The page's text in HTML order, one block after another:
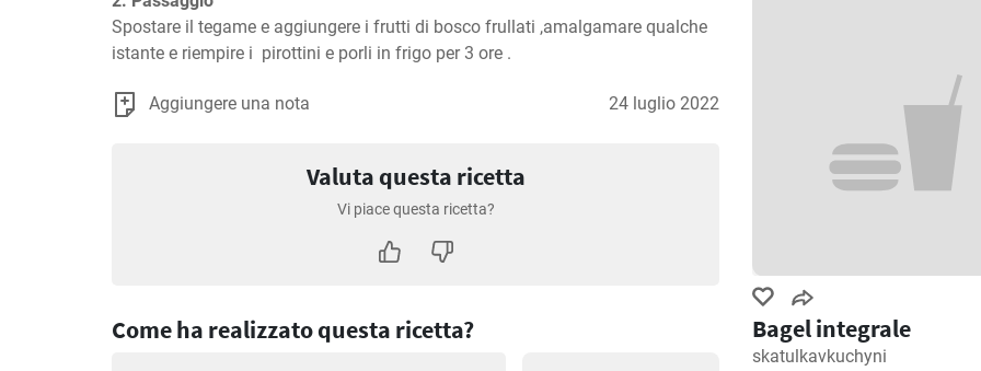
Spostare il tegame e aggiungere i frutti di bosco frullati ,amalgamare qualche
istante e riempire i  pirottini e porli in frigo per 3 ore .
Aggiungere una nota 24 luglio 2022
Valuta questa ricetta
Vi piace questa ricetta?
Come ha realizzato questa ricetta? Bagel integrale
skatulkavkuchyni